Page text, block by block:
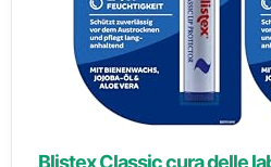
Blistex Classic cura delle